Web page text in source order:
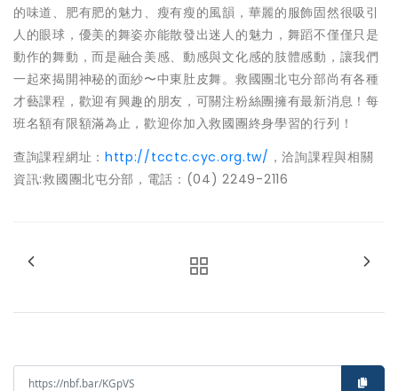
的味道、肥有肥的魅力、瘦有瘦的風韻，華麗的服飾固然很吸引
人的眼球，優美的舞姿亦能散發出迷人的魅力，舞蹈不僅僅只是
動作的舞動，而是融合美感、動感與文化感的肢體感動，讓我們
一起來揭開神秘的面紗〜中東肚皮舞。救國團北屯分部尚有各種
才藝課程，歡迎有興趣的朋友，可關注粉絲團擁有最新消息！每
班名額有限額滿為止，歡迎你加入救國團終身學習的行列！
查詢課程網址： http://tcctc.cyc.org.tw/ ，洽詢課程與相關
資訊:救國團北屯分部，電話：(04) 2249-2116